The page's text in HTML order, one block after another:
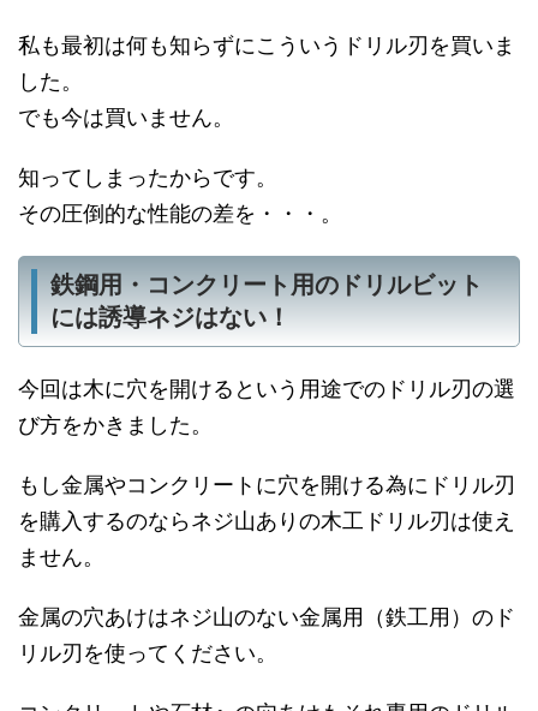
私も最初は何も知らずにこういうドリル刃を買いま
した。
でも今は買いません。
知ってしまったからです。
その圧倒的な性能の差を・・・。
鉄鋼用・コンクリート用のドリルビット
には誘導ネジはない！
今回は木に穴を開けるという用途でのドリル刃の選
び方をかきました。
もし金属やコンクリートに穴を開ける為にドリル刃
を購入するのならネジ山ありの木工ドリル刃は使え
ません。
金属の穴あけはネジ山のない金属用（鉄工用）のド
リル刃を使ってください。